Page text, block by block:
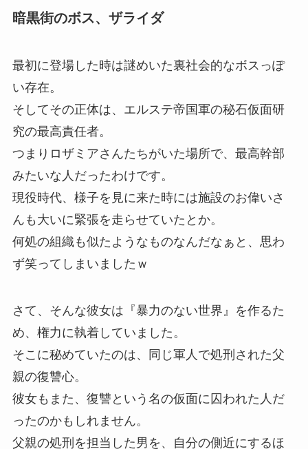
暗黒街のボス、ザライダ
最初に登場した時は謎めいた裏社会的なボスっぽ
い存在。
そしてその正体は、エルステ帝国軍の秘石仮面研
究の最高責任者。
つまりロザミアさんたちがいた場所で、最高幹部
みたいな人だったわけです。
現役時代、様子を見に来た時には施設のお偉いさ
んも大いに緊張を走らせていたとか。
何処の組織も似たようなものなんだなぁと、思わ
ず笑ってしまいましたｗ
さて、そんな彼女は『暴力のない世界』を作るた
め、権力に執着していました。
そこに秘めていたのは、同じ軍人で処刑された父
親の復讐心。
彼女もまた、復讐という名の仮面に囚われた人だ
ったのかもしれません。
父親の処刑を担当した男を、自分の側近にするほ